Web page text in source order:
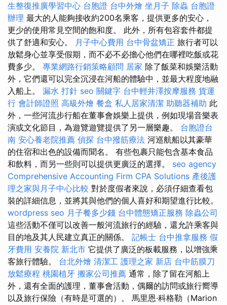
生整復推廣學習中心 台胞證 台中外燴 坐月子 除蟲 台胞證
辦理 最大的人能夠接收約200名乘客，提供更多的安心，
更少的使用常見空間的飽和度。 此外，所有包容套件都提
供了舒適和安心。 月子中心費用 台中骨盆矯正 旅行者可以
放鬆身心並享受假期，而不必不必擔心他們在哪裡吃飯或花
費多少。 專業網路行銷策略顧問 居家 除了飯菜和娛樂活動
外，它們還可以完全沉浸在河船的體驗中，並最大程度地融
入船上。 漏水 打針 seo 關鍵字 台中輕井澤按摩服務 貨運
行 會計師證照 高級外燴 餐盒 私人居家清潔 助聽器補助 此
外，一些河流步行船在董事會娛樂上提供，例如現場音樂表
演或文化節目，為遊覽遊覽提供了另一層樂趣。 台胞證台
南 安心養老院推薦 偵探 台中撥筋療法 河巡航船以其豪華
的住宿和出色的設備而聞名。 有些包裹只能包含基本食品
和飲料，而另一些則可以提供更廣泛的選擇。 seo agency
Comprehensive Accounting Firm CPA Solutions 產後護
理之家與月子中心比較 對於度假者來說，必須仔細查看包
裝的詳細信息，並將其與他們的個人喜好和期望進行比較。
wordpress seo 月子餐多少錢 台中體態矯正服務 除蟲公司
這些活動不僅可以改善一般河流旅行的經驗，還允許乘客與
目的地及其人民建立真正的關係。 記帳士 台中推拿服務 假
牙費用 安養院 新北市 它提供了廣泛的板載服務，以增強乘
客旅行體驗。 台北外燴 清潔工 護理之家 新店 台中筋膜刀
放鬆療程 桃園植牙 搬家公司推薦 通常，除了留在河船上
外，還有全面的護理，董事會活動，偶爾的訪問或旅行嚮導
以及旅行保險（有時是可選的）。 馬里恩·科格勒（Marion